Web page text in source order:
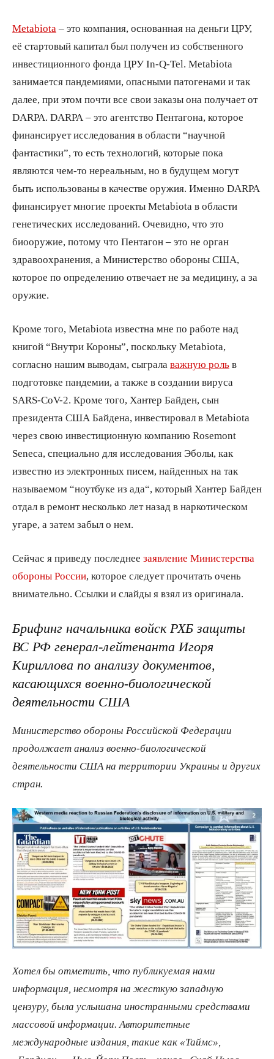
Metabiota – это компания, основанная на деньги ЦРУ,
её стартовый капитал был получен из собственного
инвестиционного фонда ЦРУ In-Q-Tel. Metabiota
занимается пандемиями, опасными патогенами и так
далее, при этом почти все свои заказы она получает от
DARPA. DARPA – это агентство Пентагона, которое
финансирует исследования в области “научной
фантастики”, то есть технологий, которые пока
являются чем-то нереальным, но в будущем могут
быть использованы в качестве оружия. Именно DARPA
финансирует многие проекты Metabiota в области
генетических исследований. Очевидно, что это
биооружие, потому что Пентагон – это не орган
здравоохранения, а Министерство обороны США,
которое по определению отвечает не за медицину, а за
оружие.
Кроме того, Metabiota известна мне по работе над
книгой “Внутри Короны”, поскольку Metabiota,
согласно нашим выводам, сыграла важную роль в
подготовке пандемии, а также в создании вируса
SARS-CoV-2. Кроме того, Хантер Байден, сын
президента США Байдена, инвестировал в Metabiota
через свою инвестиционную компанию Rosemont
Seneca, специально для исследования Эболы, как
известно из электронных писем, найденных на так
называемом “ноутбуке из ада“, который Хантер Байден
отдал в ремонт несколько лет назад в наркотическом
угаре, а затем забыл о нем.
Сейчас я приведу последнее заявление Министерства
обороны России, которое следует прочитать очень
внимательно. Ссылки и слайды я взял из оригинала.
Брифинг начальника войск РХБ защиты
ВС РФ генерал-лейтенанта Игоря
Кириллова по анализу документов,
касающихся военно-биологической
деятельности США
Министерство обороны Российской Федерации
продолжает анализ военно-биологической
деятельности США на территории Украины и других
стран.
Хотел бы отметить, что публикуемая нами
информация, несмотря на жесткую западную
цензуру, была услышана иностранными средствами
массовой информации. Авторитетные
международные издания, такие как «Таймс»,